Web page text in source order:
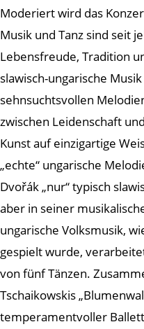
Moderiert wird das
Musik und Tanz sind seit
Lebensfreude, Tradition
slawisch-ungarische
sehnsuchtsvollen
zwischen Leidenschaft
Kunst auf einzigartige
„echte“ ungarische
Dvořák „nur“ typisch
aber in seiner
ungarische Volksmusik,
gespielt wurde,
von fünf Tänzen.
Tschaikowskis
temperamentvoller